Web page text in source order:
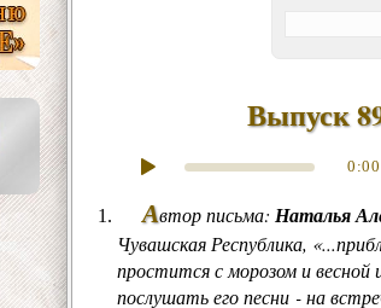
Песни,
Поэты
Выпуск
0:00
Автор письма: Наталья
Чувашская Республика,
простится с морозом и весной
послушать его песни - на